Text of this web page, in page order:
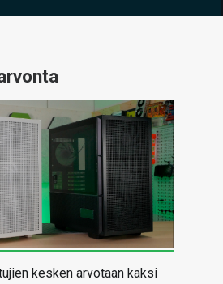
kesken arvotaan kaksi